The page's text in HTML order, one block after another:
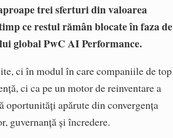
trei sferturi din valoarea
ce restul rămân blocate în faza de
global PwC AI Performance.
ci în modul în care companiile de top
ci ca pe un motor de reinventare a
oportunități apărute din convergența
guvernanță și încredere.